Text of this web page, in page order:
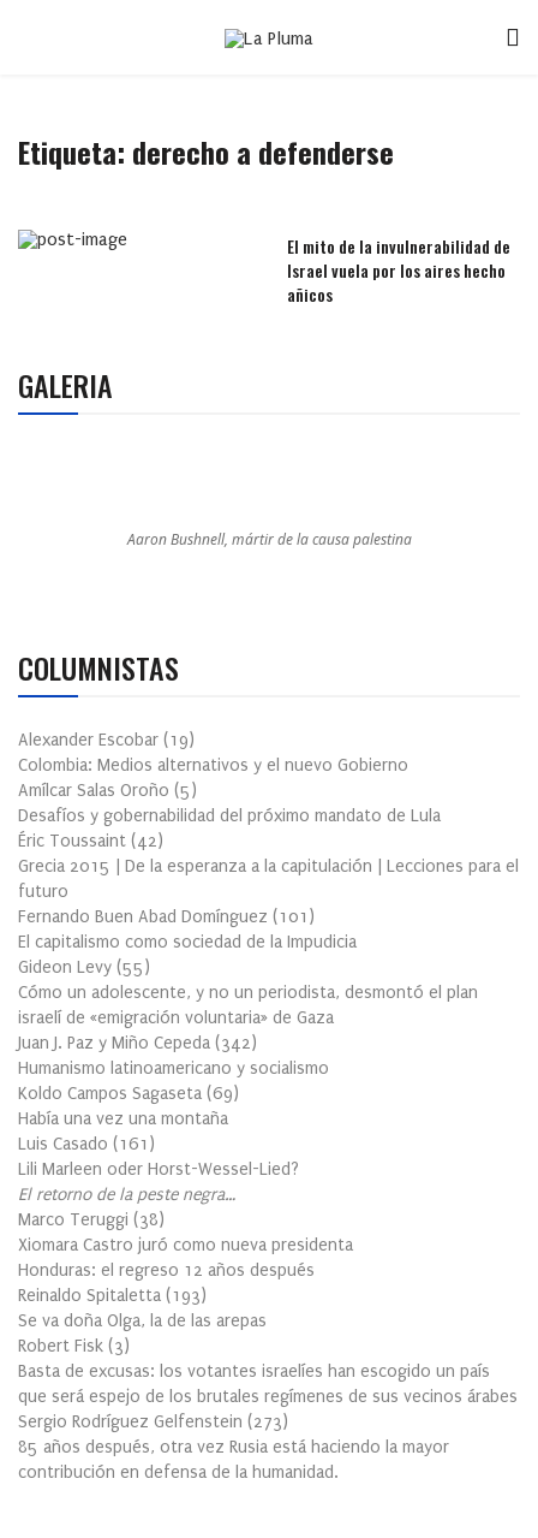
Etiqueta: derecho a defenderse
El mito de la invulnerabilidad de
Israel vuela por los aires hecho
añicos
GALERIA
Aaron Bushnell, mártir de la causa palestina
COLUMNISTAS
Alexander Escobar (19)
Colombia: Medios alternativos y el nuevo Gobierno
Amílcar Salas Oroño (5)
Desafíos y gobernabilidad del próximo mandato de Lula
Éric Toussaint (42)
Grecia 2015 | De la esperanza a la capitulación | Lecciones para el
futuro
Fernando Buen Abad Domínguez (101 )
El capitalismo como sociedad de la Impudicia
Gideon Levy (55)
Cómo un adolescente, y no un periodista, desmontó el plan
israelí de «emigración voluntaria» de Gaza
Juan J. Paz y Miño Cepeda (342)
Humanismo latinoamericano y socialismo
Koldo Campos Sagaseta (69)
Había una vez una montaña
Luis Casado (161 )
Lili Marleen oder Horst-Wessel-Lied?
El retorno de la peste negra…
Marco Teruggi (38)
Xiomara Castro juró como nueva presidenta
Honduras: el regreso 12 años después
Reinaldo Spitaletta (193)
Se va doña Olga, la de las arepas
Robert Fisk (3)
Basta de excusas: los votantes israelíes han escogido un país
que será espejo de los brutales regímenes de sus vecinos árabes
Sergio Rodríguez Gelfenstein (273)
85 años después, otra vez Rusia está haciendo la mayor
contribución en defensa de la humanidad.